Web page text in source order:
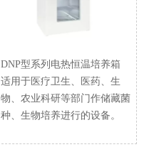
​DNP型系列电热恒温培养箱
适用于医疗卫生、医药、生
物、农业科研等部门作储藏菌
种、生物培养进行的设备。